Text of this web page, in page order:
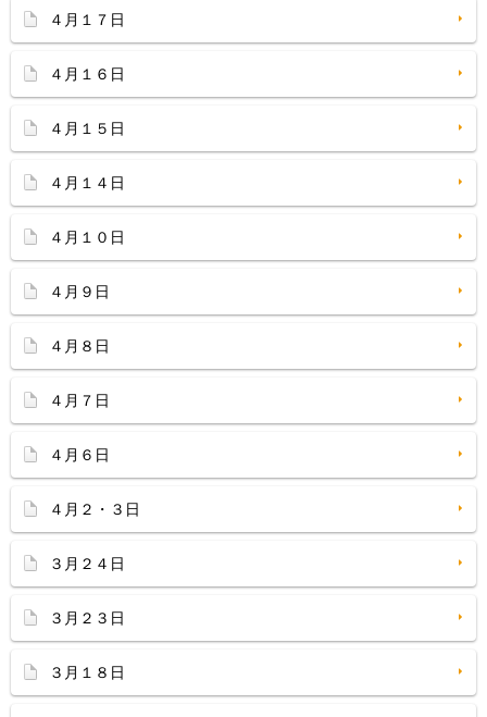
４月１７日
４月１６日
４月１５日
４月１４日
４月１０日
４月９日
４月８日
４月７日
４月６日
４月２・３日
３月２４日
３月２３日
３月１８日